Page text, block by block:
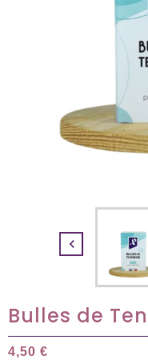

Bulles de
4,50 €